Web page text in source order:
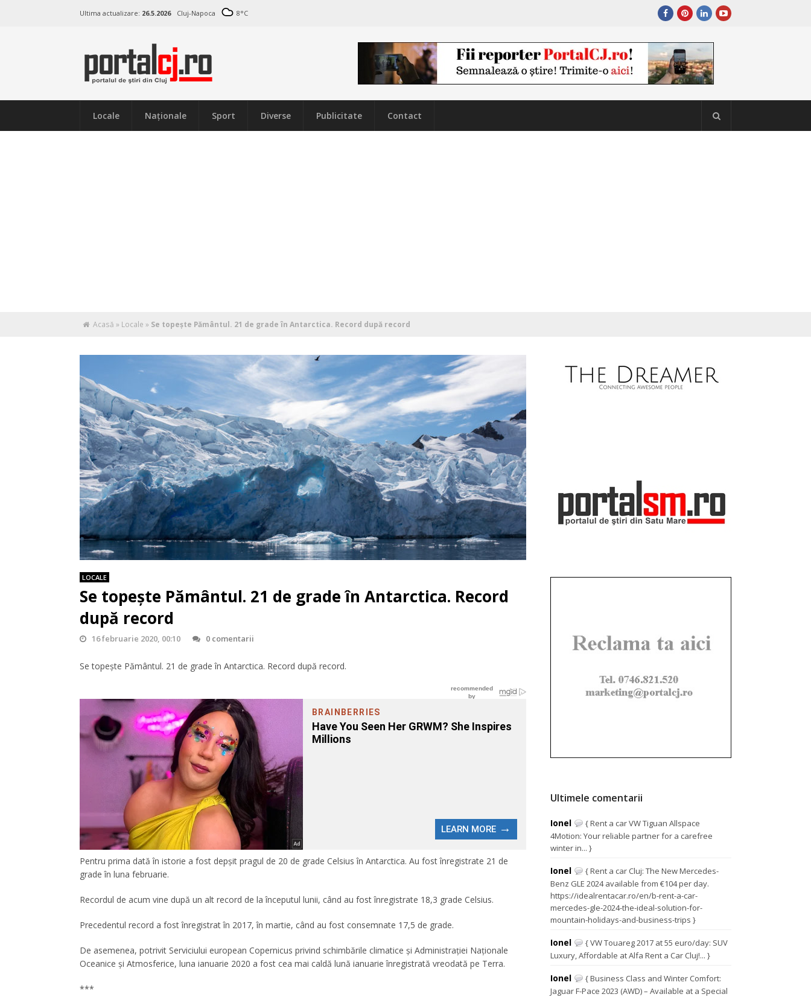
Ultima actualizare: 26.5.2026 Cluj-Napoca 8°C
Locale Naţionale Sport Diverse Publicitate Contact
Acasă » Locale » Se topeşte Pământul. 21 de grade în Antarctica. Record după record
LOCALE
Se topeşte Pământul. 21 de grade în Antarctica. Record
după record
16 februarie 2020, 00:10 0 comentarii
Se topeşte Pământul. 21 de grade în Antarctica. Record după record.
Pentru prima dată în istorie a fost depşit pragul de 20 de grade Celsius în Antarctica. Au fost înregistrate 21 de
grade în luna februarie.
Recordul de acum vine după un alt record de la începutul lunii, când au fost înregistrate 18,3 grade Celsius.
Precedentul record a fost înregistrat în 2017, în martie, când au fost consemnate 17,5 de grade.
De asemenea, potrivit Serviciului european Copernicus privind schimbările climatice şi Administraţiei Naţionale
Oceanice şi Atmosferice, luna ianuarie 2020 a fost cea mai caldă lună ianuarie înregistrată vreodată pe Terra.
***
Ultimele comentarii
Ionel
{ Rent a car VW Tiguan Allspace
4Motion: Your reliable partner for a carefree
winter in... }
Ionel
{ Rent a car Cluj: The New Mercedes-
Benz GLE 2024 available from €104 per day.
https://idealrentacar.ro/en/b-rent-a-car-
mercedes-gle-2024-the-ideal-solution-for-
mountain-holidays-and-business-trips }
Ionel
{ VW Touareg 2017 at 55 euro/day: SUV
Luxury, Affordable at Alfa Rent a Car Cluj!... }
Ionel
{ Business Class and Winter Comfort:
Jaguar F-Pace 2023 (AWD) – Available at a Special